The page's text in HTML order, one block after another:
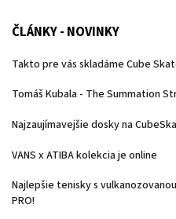
ČLÁNKY - NOVINKY
Takto pre vás skladáme Cube
Tomáš Kubala - The Summation
Najzaujímavejšie dosky na
VANS x ATIBA kolekcia je online
Najlepšie tenisky s
PRO!